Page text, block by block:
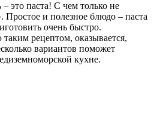
– это паста! С чем только не
Простое и полезное блюдо – паста
очень быстро.
рецептом, оказывается,
вариантов поможет
кухне.